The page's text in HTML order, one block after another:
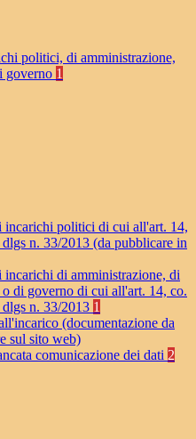
politici, di amministrazione,
governo 1
incarichi politici di cui all'art. 14,
n. 33/2013 (da pubblicare in
incarichi di amministrazione, di
di governo di cui all'art. 14, co.
n. 33/2013 1
(documentazione da
sul sito web)
comunicazione dei dati 2